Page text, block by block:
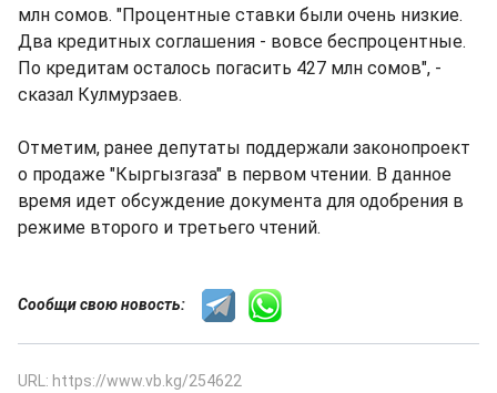
млн сомов. "Процентные ставки были очень низкие.
Два кредитных соглашения - вовсе беспроцентные.
По кредитам осталось погасить 427 млн сомов", -
сказал Кулмурзаев.
Отметим, ранее депутаты поддержали законопроект
о продаже "Кыргызгаза" в первом чтении. В данное
время идет обсуждение документа для одобрения в
режиме второго и третьего чтений.
Сообщи свою новость:
URL: https://www.vb.kg/254622